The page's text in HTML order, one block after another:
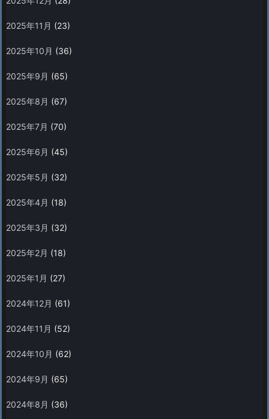
2025年11月 (23)
2025年10月 (36)
2025年9月 (65)
2025年8月 (67)
2025年7月 (70)
2025年6月 (45)
2025年5月 (32)
2025年4月 (18)
2025年3月 (32)
2025年2月 (18)
2025年1月 (27)
2024年12月 (61)
2024年11月 (52)
2024年10月 (62)
2024年9月 (65)
2024年8月 (36)